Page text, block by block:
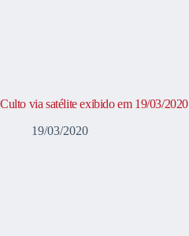
Culto via satélite exibido em 19/03/2020
19/03/2020